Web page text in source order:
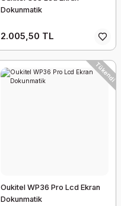
Dokunmatik
2.005,50 TL
Tükendi
Oukitel WP36 Pro Lcd Ekran
Dokunmatik